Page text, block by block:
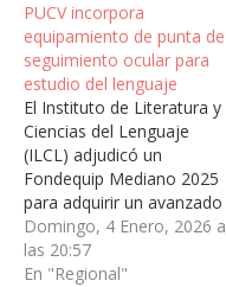
PUCV incorpora
equipamiento de punta de
seguimiento ocular para
estudio del lenguaje
El Instituto de Literatura y
Ciencias del Lenguaje
(ILCL) adjudicó un
Fondequip Mediano 2025
para adquirir un avanzado
sistema de eye-tracking
capaz de registrar
movimientos oculares en
Domingo, 4 Enero, 2026 a
las 20:57
En "Regional"